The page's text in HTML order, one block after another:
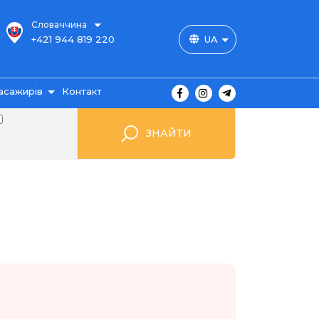
Словаччина
+421 944 819 220 UA
Контакт
ЗНАЙТИ